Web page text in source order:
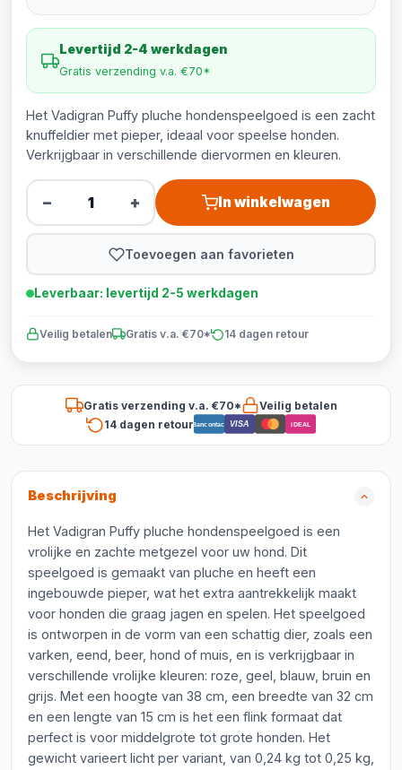
Levertijd 2-4 werkdagen
Gratis verzending v.a. €70*
Het Vadigran Puffy pluche hondenspeelgoed is een zacht
knuffeldier met pieper, ideaal voor speelse honden.
Verkrijgbaar in verschillende diervormen en kleuren.
− + In winkelwagen
Toevoegen aan favorieten
Leverbaar: levertijd 2-5 werkdagen
Veilig betalen Gratis v.a. €70* 14 dagen retour
Gratis verzending v.a. €70*
Veilig betalen
14 dagen retourBancontact VISA iDEAL
Beschrijving
Het Vadigran Puffy pluche hondenspeelgoed is een
vrolijke en zachte metgezel voor uw hond. Dit
speelgoed is gemaakt van pluche en heeft een
ingebouwde pieper, wat het extra aantrekkelijk maakt
voor honden die graag jagen en spelen. Het speelgoed
is ontworpen in de vorm van een schattig dier, zoals een
varken, eend, beer, hond of muis, en is verkrijgbaar in
verschillende vrolijke kleuren: roze, geel, blauw, bruin en
grijs. Met een hoogte van 38 cm, een breedte van 32 cm
en een lengte van 15 cm is het een flink formaat dat
perfect is voor middelgrote tot grote honden. Het
gewicht varieert licht per variant, van 0,24 kg tot 0,25 kg,